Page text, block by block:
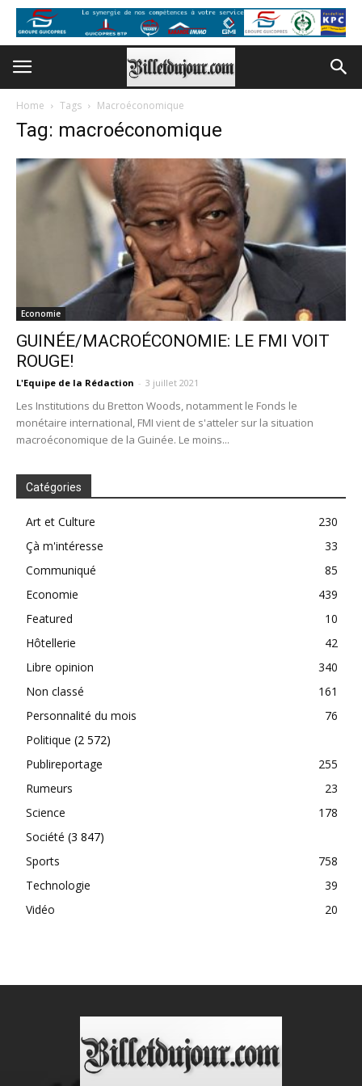
Home Tags Macroéconomique
Tag: macroéconomique
Economie
GUINÉE/MACROÉCONOMIE: LE FMI VOIT
ROUGE!
L'Equipe de la Rédaction - 3 juillet 2021
Les Institutions du Bretton Woods, notamment le Fonds le
monétaire international, FMI vient de s'atteler sur la situation
macroéconomique de la Guinée. Le moins...
Catégories
Art et Culture
230
Çà m'intéresse
33
Communiqué
85
Economie
439
Featured
10
Hôtellerie
42
Libre opinion
340
Non classé
161
Personnalité du mois
76
Politique (2 572)
Publireportage
255
Rumeurs
23
Science
178
Société (3 847)
Sports
758
Technologie
39
Vidéo
20